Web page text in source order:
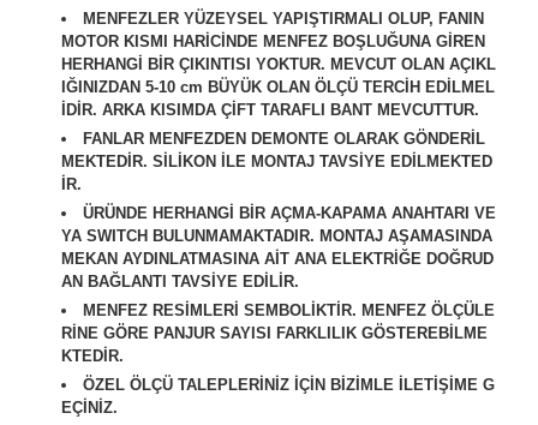
MENFEZLER YÜZEYSEL YAPIŞTIRMALI OLUP, FANIN
MOTOR KISMI HARİCİNDE MENFEZ BOŞLUĞUNA GİREN
HERHANGİ BİR ÇIKINTISI YOKTUR. MEVCUT OLAN AÇIKL
IĞINIZDAN 5-10 cm BÜYÜK OLAN ÖLÇÜ TERCİH EDİLMEL
İDİR. ARKA KISIMDA ÇİFT TARAFLI BANT MEVCUTTUR.
FANLAR MENFEZDEN DEMONTE OLARAK GÖNDERİL
MEKTEDİR. SİLİKON İLE MONTAJ TAVSİYE EDİLMEKTED
İR.
ÜRÜNDE HERHANGİ BİR AÇMA-KAPAMA ANAHTARI VE
YA SWITCH BULUNMAMAKTADIR. MONTAJ AŞAMASINDA
MEKAN AYDINLATMASINA AİT ANA ELEKTRİĞE DOĞRUD
AN BAĞLANTI TAVSİYE EDİLİR.
M ENFEZ RESİMLERİ SEMBOLİKTİR. MENFEZ ÖLÇÜLE
RİNE GÖRE PANJUR SAYISI FARKLILIK GÖSTEREBİLME
KTEDİR.
ÖZEL ÖLÇÜ TALEPLERİNİZ İÇİN BİZİMLE İLETİŞİME G
EÇİNİZ.